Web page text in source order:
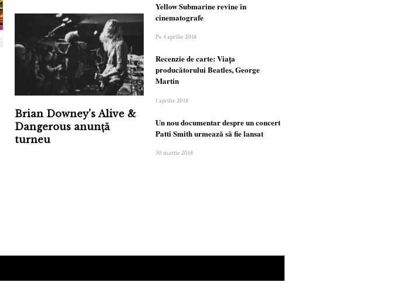
Brian Downey’s Alive &
Dangerous anunță
turneu
Yellow Submarine revine în
cinematografe
Pe 4 aprilie 2018
Recenzie de carte: Viața
producătorului Beatles, George
Martin
1 aprilie 2018
Un nou documentar despre un concert
Patti Smith urmează să fie lansat
30 martie 2018